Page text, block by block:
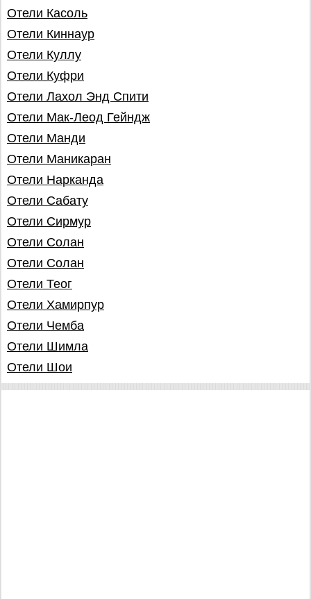
Отели Касоль
Отели Киннаур
Отели Куллу
Отели Куфри
Отели Лахол Энд Спити
Отели Мак-Леод Гейндж
Отели Манди
Отели Маникаран
Отели Нарканда
Отели Сабату
Отели Сирмур
Отели Солан
Отели Солан
Отели Теог
Отели Хамирпур
Отели Чемба
Отели Шимла
Отели Шои